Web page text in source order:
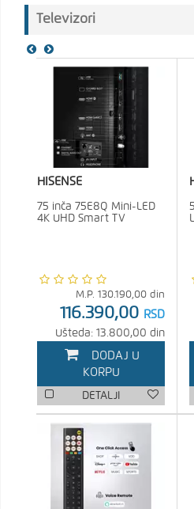
Televizori
HISENSE
75 inča 75E8Q Mini-LED
4K UHD Smart TV
M.P. 130.190,00 din
116.390,00 RSD
Ušteda: 13.800,00 din
DODAJ U
KORPU
DETALJI